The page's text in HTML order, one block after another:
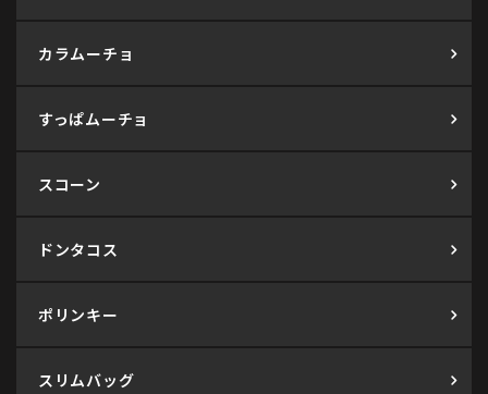
カラムーチョ
すっぱムーチョ
スコーン
ドンタコス
ポリンキー
スリムバッグ